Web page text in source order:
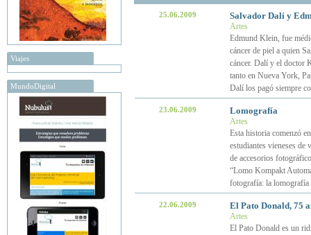
Viajes
MundoDigital
25.06.2009 Salvador Dalí y
Artes
Edmund Klein, fue
cáncer de piel a quien
cáncer. Dalí y el doctor
tanto en Nueva York,
Dalí los pagó siempre
23.06.2009 Lomografía
Artes
Esta historia comenzó
estudiantes vieneses de
de accesorios
“Lomo Kompakt
fotografía: la lomografía
22.06.2009 El Pato Donald, 75
Artes
El Pato Donald es un